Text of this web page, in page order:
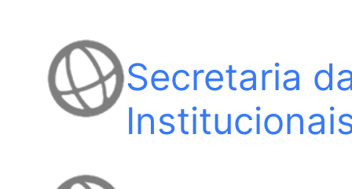
Secretaria